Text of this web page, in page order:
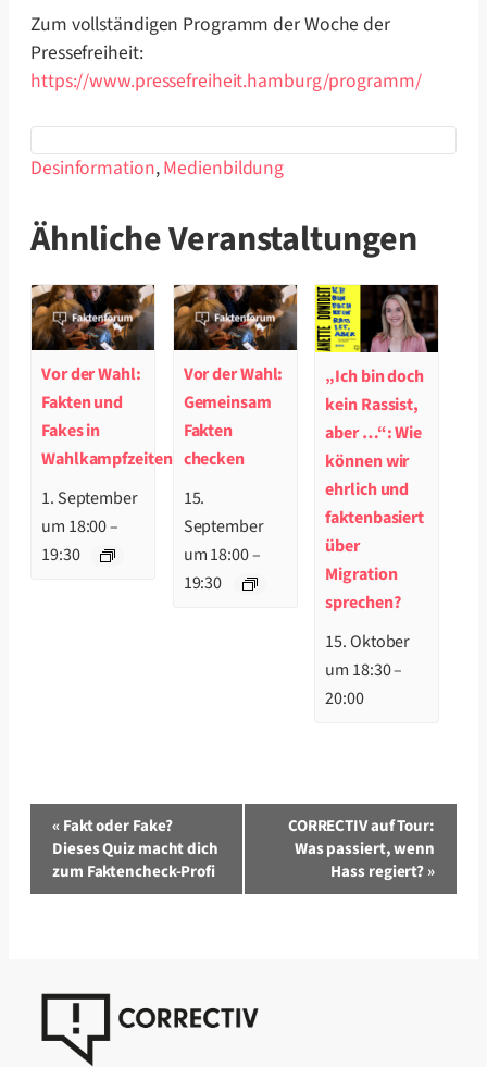
Zum vollständigen Programm der Woche der
Pressefreiheit:
https://www.pressefreiheit.hamburg/programm/
Desinformation,Medienbildung
Ähnliche Veranstaltungen
Vor der Wahl:
Fakten und
Fakes in
Wahlkampfzeiten
1. September
um 18:00–
19:30
Vor der Wahl:
Gemeinsam
Fakten
checken
15.
September
um 18:00–
19:30
„Ich bin doch
kein Rassist,
aber …“: Wie
können wir
ehrlich und
faktenbasiert
über
Migration
sprechen?
15. Oktober
um 18:30–
20:00
Veranstaltung-
Navigation
« Fakt oder Fake?
Dieses Quiz macht dich
zum Faktencheck-Profi
CORRECTIV auf Tour:
Was passiert, wenn
Hass regiert?»